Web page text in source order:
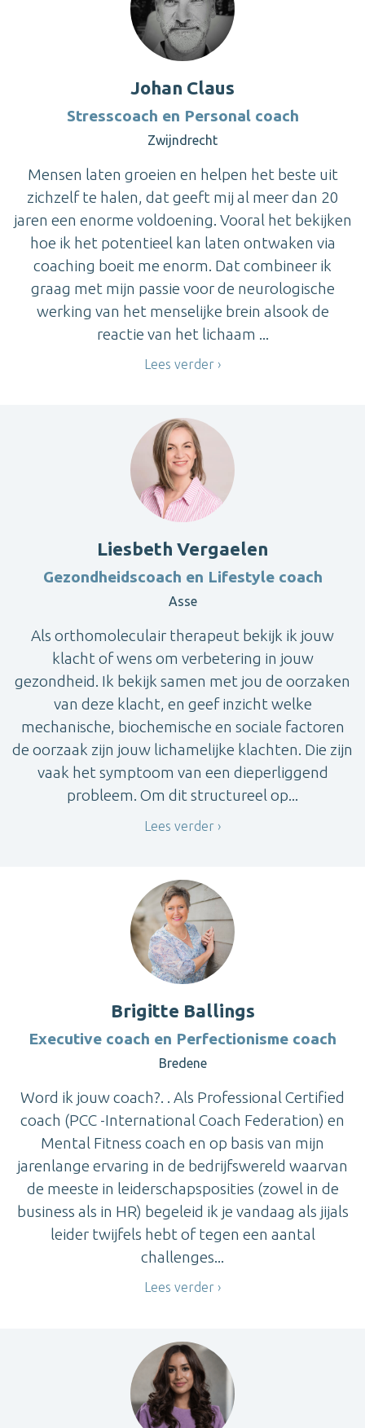
Johan Claus
Stresscoach en Personal coach
Zwijndrecht
Mensen laten groeien en helpen het beste uit
zichzelf te halen, dat geeft mij al meer dan 20
jaren een enorme voldoening. Vooral het bekijken
hoe ik het potentieel kan laten ontwaken via
coaching boeit me enorm. Dat combineer ik
graag met mijn passie voor de neurologische
werking van het menselijke brein alsook de
reactie van het lichaam ...
Lees verder
Liesbeth Vergaelen
Gezondheidscoach en Lifestyle coach
Asse
Als orthomoleculair therapeut bekijk ik jouw
klacht of wens om verbetering in jouw
gezondheid. Ik bekijk samen met jou de oorzaken
van deze klacht, en geef inzicht welke
mechanische, biochemische en sociale factoren
de oorzaak zijn jouw lichamelijke klachten. Die zijn
vaak het symptoom van een dieperliggend
probleem. Om dit structureel op...
Lees verder
Brigitte Ballings
Executive coach en Perfectionisme coach
Bredene
Word ik jouw coach?. . Als Professional Certified
coach (PCC -International Coach Federation) en
Mental Fitness coach en op basis van mijn
jarenlange ervaring in de bedrijfswereld waarvan
de meeste in leiderschapsposities (zowel in de
business als in HR) begeleid ik je vandaag als jijals
leider twijfels hebt of tegen een aantal
challenges...
Lees verder